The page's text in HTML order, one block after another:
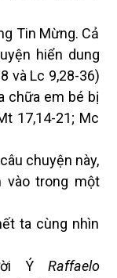
Tin Mừng. Cả
hiển dung
và Lc 9,28-36)
chữa em bé bị
17,14-21; Mc
chuyện này,
vào trong một
ta cùng nhìn
Ý Raffaelo